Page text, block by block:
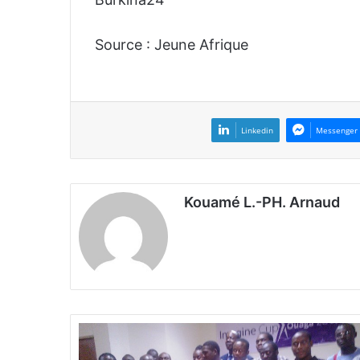
Source : Jeune Afrique
Linkedin Messenger
Kouamé L.-PH. Arnaud
m